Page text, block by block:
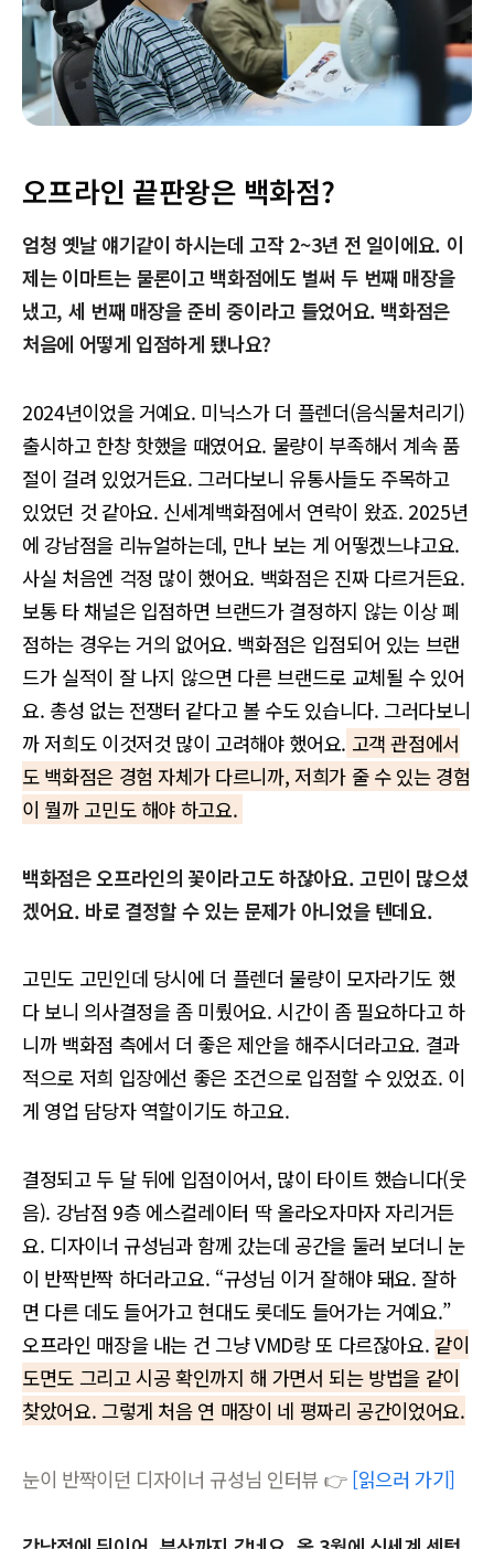
오프라인 끝판왕은 백화점?
엄청 옛날 얘기같이 하시는데 고작 2~3년 전 일이에요. 이
제는 이마트는 물론이고 백화점에도 벌써 두 번째 매장을
냈고, 세 번째 매장을 준비 중이라고 들었어요. 백화점은
처음에 어떻게 입점하게 됐나요?
2024년이었을 거예요. 미닉스가 더 플렌더(음식물처리기)
출시하고 한창 핫했을 때였어요. 물량이 부족해서 계속 품
절이 걸려 있었거든요. 그러다보니 유통사들도 주목하고
있었던 것 같아요. 신세계백화점에서 연락이 왔죠. 2025년
에 강남점을 리뉴얼하는데, 만나 보는 게 어떻겠느냐고요.
사실 처음엔 걱정 많이 했어요. 백화점은 진짜 다르거든요.
보통 타 채널은 입점하면 브랜드가 결정하지 않는 이상 폐
점하는 경우는 거의 없어요. 백화점은 입점되어 있는 브랜
드가 실적이 잘 나지 않으면 다른 브랜드로 교체될 수 있어
요. 총성 없는 전쟁터 같다고 볼 수도 있습니다. 그러다보니
까 저희도 이것저것 많이 고려해야 했어요. 고객 관점에서
도 백화점은 경험 자체가 다르니까, 저희가 줄 수 있는 경험
이 뭘까 고민도 해야 하고요.
백화점은 오프라인의 꽃이라고도 하잖아요. 고민이 많으셨
겠어요. 바로 결정할 수 있는 문제가 아니었을 텐데요.
고민도 고민인데 당시에 더 플렌더 물량이 모자라기도 했
다 보니 의사결정을 좀 미뤘어요. 시간이 좀 필요하다고 하
니까 백화점 측에서 더 좋은 제안을 해주시더라고요. 결과
적으로 저희 입장에선 좋은 조건으로 입점할 수 있었죠. 이
게 영업 담당자 역할이기도 하고요.
결정되고 두 달 뒤에 입점이어서, 많이 타이트 했습니다(웃
음). 강남점 9층 에스컬레이터 딱 올라오자마자 자리거든
요. 디자이너 규성님과 함께 갔는데 공간을 둘러 보더니 눈
이 반짝반짝 하더라고요. “규성님 이거 잘해야 돼요. 잘하
면 다른 데도 들어가고 현대도 롯데도 들어가는 거예요.”
오프라인 매장을 내는 건 그냥 VMD랑 또 다르잖아요. 같이
도면도 그리고 시공 확인까지 해 가면서 되는 방법을 같이
찾았어요. 그렇게 처음 연 매장이 네 평짜리 공간이었어요.
눈이 반짝이던 디자이너 규성님 인터뷰 👉 [읽으러 가기]